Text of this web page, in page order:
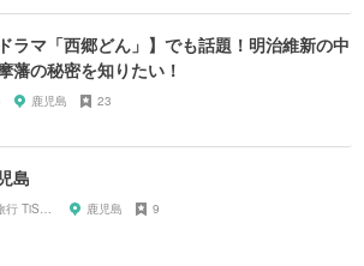
ラマ「西郷どん」】でも話題！明治維新の中
藩の秘密を知りたい！
鹿児島 23
島
鹿児島 9